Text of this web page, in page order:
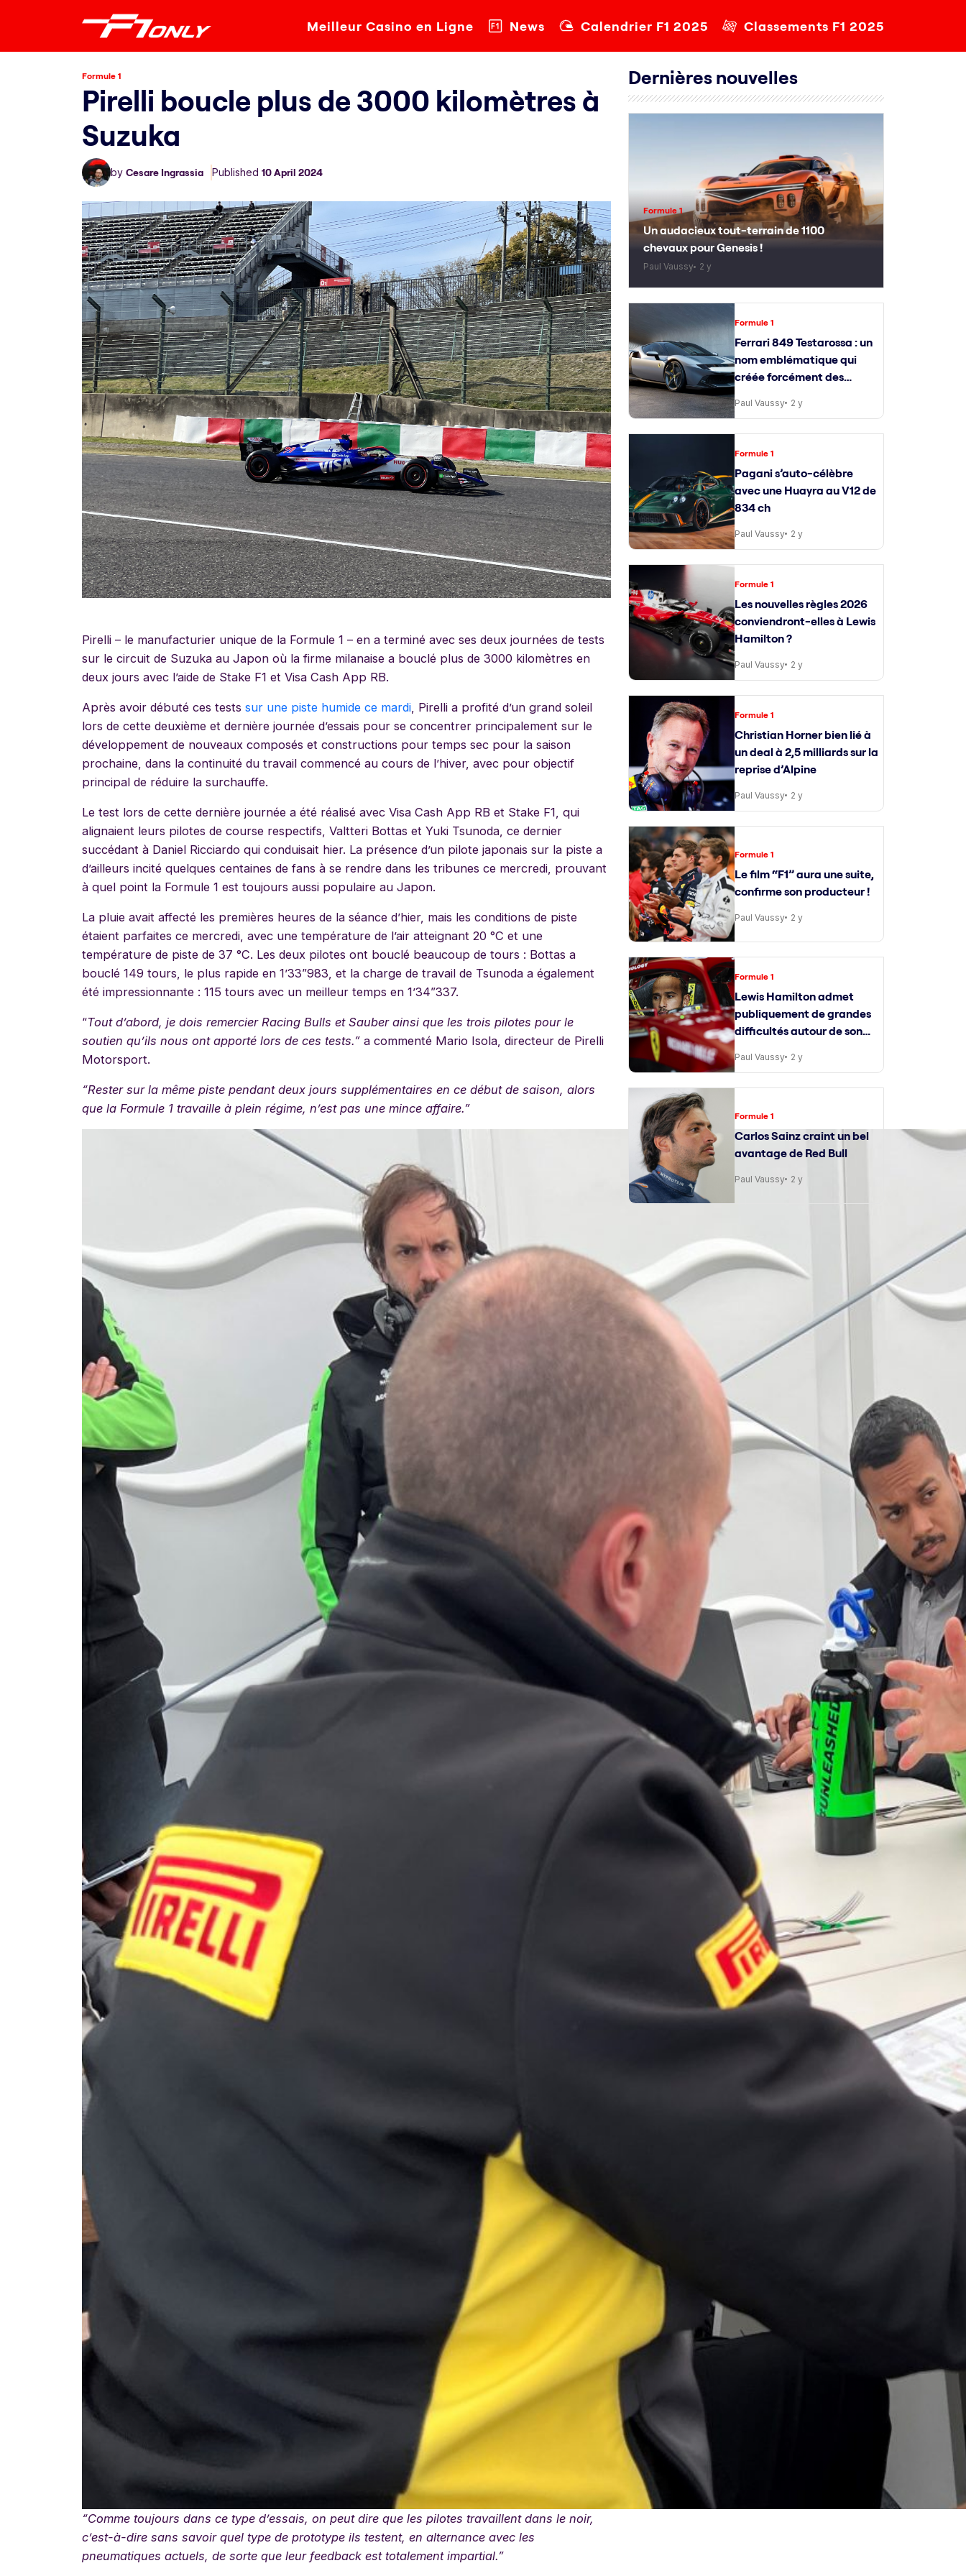
Meilleur Casino en Ligne News Calendrier F1 2025 Classements F1 2025
Formule 1
Pirelli boucle plus de 3000 kilomètres à
Suzuka
by Cesare Ingrassia Published 10 April 2024
Pirelli – le manufacturier unique de la Formule 1 – en a terminé avec ses deux journées de tests
sur le circuit de Suzuka au Japon où la firme milanaise a bouclé plus de 3000 kilomètres en
deux jours avec l’aide de Stake F1 et Visa Cash App RB.
Après avoir débuté ces tests sur une piste humide ce mardi, Pirelli a profité d’un grand soleil
lors de cette deuxième et dernière journée d’essais pour se concentrer principalement sur le
développement de nouveaux composés et constructions pour temps sec pour la saison
prochaine, dans la continuité du travail commencé au cours de l’hiver, avec pour objectif
principal de réduire la surchauffe.
Le test lors de cette dernière journée a été réalisé avec Visa Cash App RB et Stake F1, qui
alignaient leurs pilotes de course respectifs, Valtteri Bottas et Yuki Tsunoda, ce dernier
succédant à Daniel Ricciardo qui conduisait hier. La présence d’un pilote japonais sur la piste a
d’ailleurs incité quelques centaines de fans à se rendre dans les tribunes ce mercredi, prouvant
à quel point la Formule 1 est toujours aussi populaire au Japon.
La pluie avait affecté les premières heures de la séance d’hier, mais les conditions de piste
étaient parfaites ce mercredi, avec une température de l’air atteignant 20 °C et une
température de piste de 37 °C. Les deux pilotes ont bouclé beaucoup de tours : Bottas a
bouclé 149 tours, le plus rapide en 1’33”983, et la charge de travail de Tsunoda a également
été impressionnante : 115 tours avec un meilleur temps en 1’34”337.
“Tout d’abord, je dois remercier Racing Bulls et Sauber ainsi que les trois pilotes pour le
soutien qu’ils nous ont apporté lors de ces tests.” a commenté Mario Isola, directeur de Pirelli
Motorsport.
“Rester sur la même piste pendant deux jours supplémentaires en ce début de saison, alors
que la Formule 1 travaille à plein régime, n’est pas une mince affaire.”
“Comme toujours dans ce type d’essais, on peut dire que les pilotes travaillent dans le noir,
c’est-à-dire sans savoir quel type de prototype ils testent, en alternance avec les
pneumatiques actuels, de sorte que leur feedback est totalement impartial.”
Dernières nouvelles
Formule 1
Un audacieux tout-terrain de 1100
chevaux pour Genesis !
Paul Vaussy 2 y
Formule 1
Ferrari 849 Testarossa : un
nom emblématique qui
créée forcément des
attentes
Paul Vaussy 2 y
Formule 1
Pagani s’auto-célèbre
avec une Huayra au V12 de
834 ch
Paul Vaussy 2 y
Formule 1
Les nouvelles règles 2026
conviendront-elles à Lewis
Hamilton ?
Paul Vaussy 2 y
Formule 1
Christian Horner bien lié à
un deal à 2,5 milliards sur la
reprise d’Alpine
Paul Vaussy 2 y
Formule 1
Le film “F1” aura une suite,
confirme son producteur !
Paul Vaussy 2 y
Formule 1
Lewis Hamilton admet
publiquement de grandes
difficultés autour de son
ingénieur de course
Paul Vaussy 2 y
Formule 1
Carlos Sainz craint un bel
avantage de Red Bull
Paul Vaussy 2 y